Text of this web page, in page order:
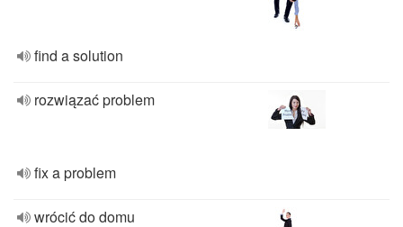
find a solution
rozwiązać problem
fix a problem
wrócić do domu